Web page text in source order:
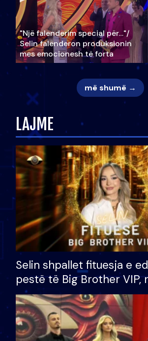
"Një falenderim special për…"/
Selin falënderon produksionin
mes emocionesh të forta
më shumë →
LAJME
Selin shpallet fituesja e
pestë të Big Brother VIP,
çmimin e madh prej 100